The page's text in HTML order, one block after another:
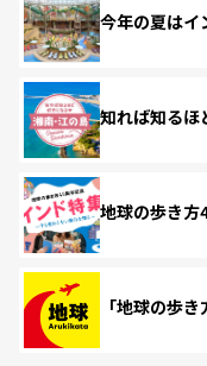
今年の夏はイ
知れば知るほ
地球の歩き方
「地球の歩